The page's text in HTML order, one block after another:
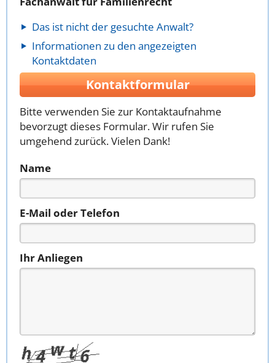
Das ist nicht der gesuchte Anwalt?
Informationen zu den angezeigten
Kontaktdaten
Kontaktformular
Bitte verwenden Sie zur Kontaktaufnahme
bevorzugt dieses Formular. Wir rufen Sie
umgehend zurück. Vielen Dank!
Name
E-Mail oder Telefon
Ihr Anliegen